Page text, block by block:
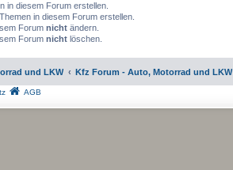
in diesem Forum erstellen.
in diesem Forum erstellen.
Forum nicht ändern.
Forum nicht löschen.
und LKW Kfz Forum - Auto, Motorrad und LKW
AGB